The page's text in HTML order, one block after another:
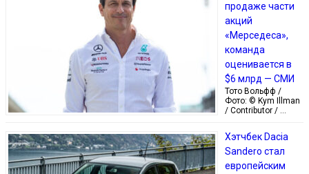
продаже части
акций
«Мерседеса»,
команда
оценивается в
$6 млрд — СМИ
Тото Вольфф /
Фото: © Kym Illman
/ Contributor / …
Хэтчбек Dacia
Sandero стал
европейским